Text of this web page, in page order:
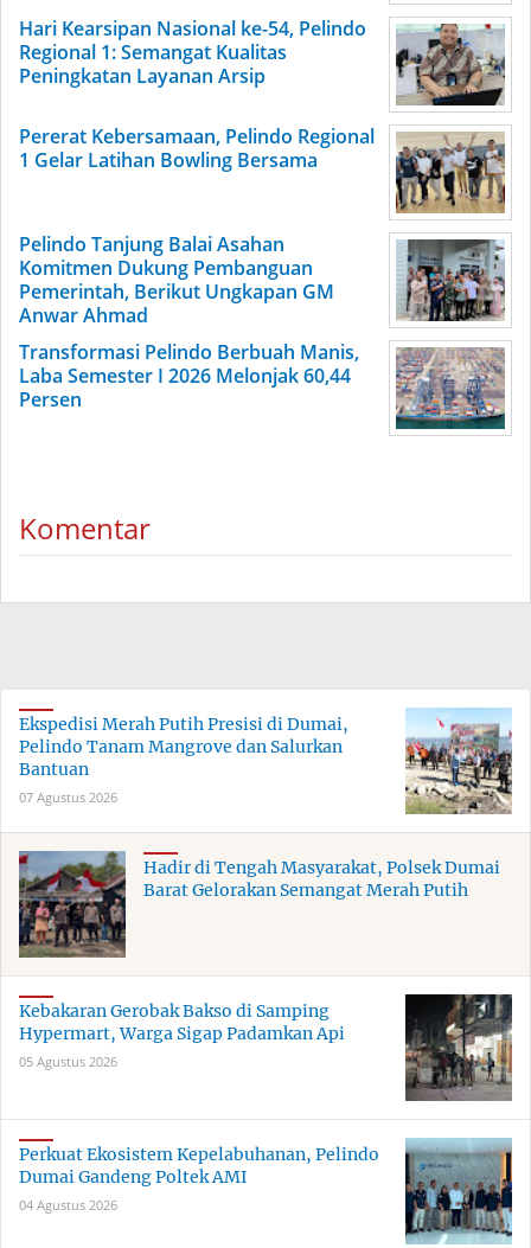
Hari Kearsipan Nasional ke-54, Pelindo
Regional 1: Semangat Kualitas
Peningkatan Layanan Arsip
Pererat Kebersamaan, Pelindo Regional
1 Gelar Latihan Bowling Bersama
Pelindo Tanjung Balai Asahan
Komitmen Dukung Pembanguan
Pemerintah, Berikut Ungkapan GM
Anwar Ahmad
Transformasi Pelindo Berbuah Manis,
Laba Semester I 2026 Melonjak 60,44
Persen
Komentar
Ekspedisi Merah Putih Presisi di Dumai,
Pelindo Tanam Mangrove dan Salurkan
Bantuan
07 Agustus 2026
Hadir di Tengah Masyarakat, Polsek Dumai
Barat Gelorakan Semangat Merah Putih
Kebakaran Gerobak Bakso di Samping
Hypermart, Warga Sigap Padamkan Api
05 Agustus 2026
Perkuat Ekosistem Kepelabuhanan, Pelindo
Dumai Gandeng Poltek AMI
04 Agustus 2026